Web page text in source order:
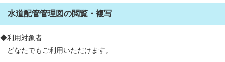
水道配管管理図の閲覧・複写
◆利用対象者
どなたでもご利用いただけます。